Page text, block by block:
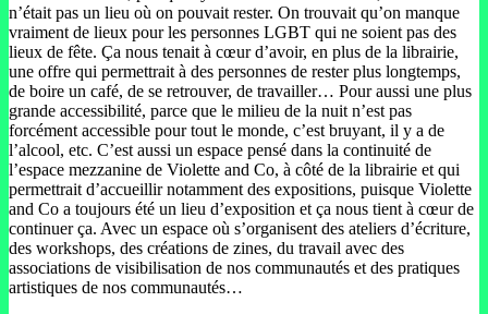
n’était pas un lieu où on pouvait rester. On trouvait qu’on manque
vraiment de lieux pour les personnes LGBT qui ne soient pas des
lieux de fête. Ça nous tenait à cœur d’avoir, en plus de la librairie,
une offre qui permettrait à des personnes de rester plus longtemps,
de boire un café, de se retrouver, de travailler… Pour aussi une plus
grande accessibilité, parce que le milieu de la nuit n’est pas
forcément accessible pour tout le monde, c’est bruyant, il y a de
l’alcool, etc. C’est aussi un espace pensé dans la continuité de
l’espace mezzanine de Violette and Co, à côté de la librairie et qui
permettrait d’accueillir notamment des expositions, puisque Violette
and Co a toujours été un lieu d’exposition et ça nous tient à cœur de
continuer ça. Avec un espace où s’organisent des ateliers d’écriture,
des workshops, des créations de zines, du travail avec des
associations de visibilisation de nos communautés et des pratiques
artistiques de nos communautés…